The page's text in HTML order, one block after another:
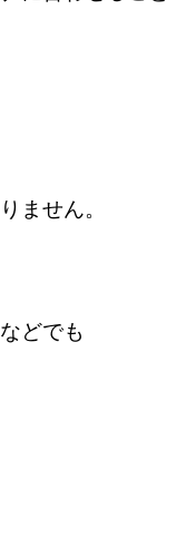
ません。
どでも